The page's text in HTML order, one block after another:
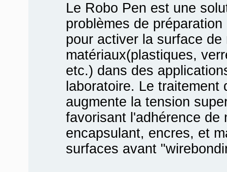
Le Robo Pen est une
problèmes de
pour activer la surface
matériaux(plastiques,
etc.) dans des
laboratoire. Le
augmente la tension
favorisant l'adhérence de
encapsulant, encres, et
surfaces avant